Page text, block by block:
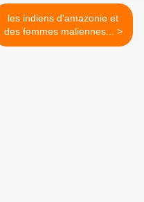
les indiens d'amazonie et
des femmes maliennes... >